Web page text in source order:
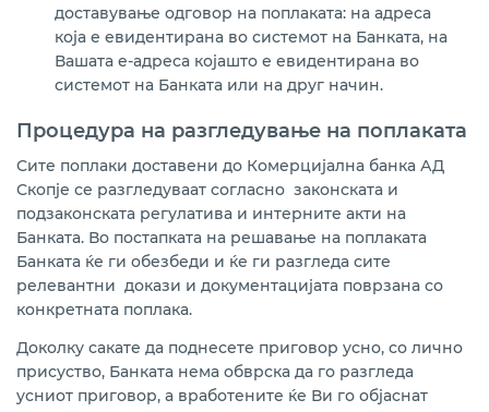
доставување одговор на поплаката: на адреса
која е евидентирана во системот на Банката, на
Вашата e-адреса којашто е евидентирана во
системот на Банката или на друг начин.
Процедура на разгледување на поплаката
Сите поплаки доставени до Комерцијална банка АД
Скопје се разгледуваат согласно законската и
подзаконската регулатива и интерните акти на
Банката. Во постапката на решавање на поплаката
Банката ќе ги обезбеди и ќе ги разгледа сите
релевантни докази и документацијата поврзана со
конкретната поплака.
Доколку сакате да поднесете приговор усно, со лично
присуство, Банката нема обврска да го разгледа
усниот приговор, а вработените ќе Ви го објаснат